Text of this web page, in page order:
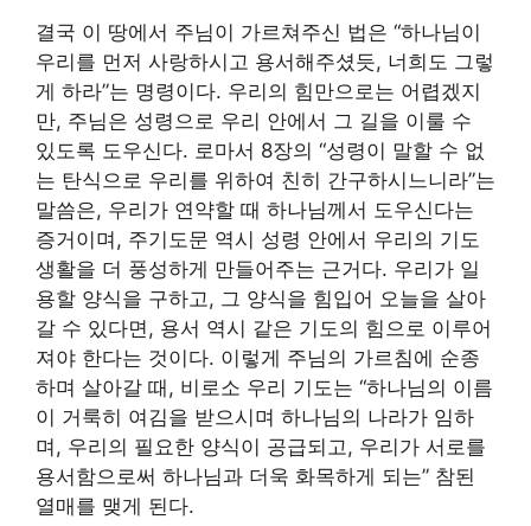
결국 이 땅에서 주님이 가르쳐주신 법은 “하나님이
우리를 먼저 사랑하시고 용서해주셨듯, 너희도 그렇
게 하라”는 명령이다. 우리의 힘만으로는 어렵겠지
만, 주님은 성령으로 우리 안에서 그 길을 이룰 수
있도록 도우신다. 로마서 8장의 “성령이 말할 수 없
는 탄식으로 우리를 위하여 친히 간구하시느니라”는
말씀은, 우리가 연약할 때 하나님께서 도우신다는
증거이며, 주기도문 역시 성령 안에서 우리의 기도
생활을 더 풍성하게 만들어주는 근거다. 우리가 일
용할 양식을 구하고, 그 양식을 힘입어 오늘을 살아
갈 수 있다면, 용서 역시 같은 기도의 힘으로 이루어
져야 한다는 것이다. 이렇게 주님의 가르침에 순종
하며 살아갈 때, 비로소 우리 기도는 “하나님의 이름
이 거룩히 여김을 받으시며 하나님의 나라가 임하
며, 우리의 필요한 양식이 공급되고, 우리가 서로를
용서함으로써 하나님과 더욱 화목하게 되는” 참된
열매를 맺게 된다.